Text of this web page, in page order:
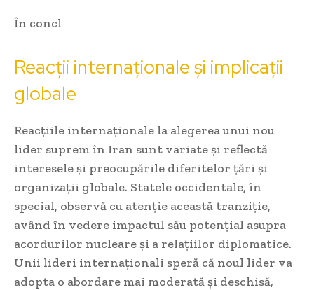
În concl
Reacții internaționale și implicații
globale
Reacțiile internaționale la alegerea unui nou
lider suprem în Iran sunt variate și reflectă
interesele și preocupările diferitelor țări și
organizații globale. Statele occidentale, în
special, observă cu atenție această tranziție,
având în vedere impactul său potențial asupra
acordurilor nucleare și a relațiilor diplomatice.
Unii lideri internaționali speră că noul lider va
adopta o abordare mai moderată și deschisă,